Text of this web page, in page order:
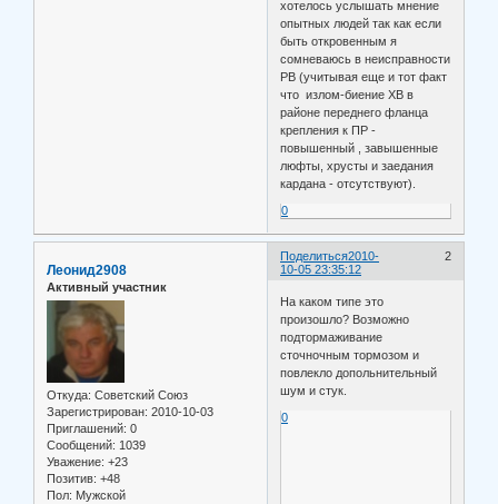
хотелось услышать мнение
опытных людей так как если
быть откровенным я
сомневаюсь в неисправности
РВ (учитывая еще и тот факт
что излом-биение ХВ в
районе переднего фланца
крепления к ПР -
повышенный , завышенные
люфты, хрусты и заедания
кардана - отсутствуют).
0
Поделиться 2
2010-
10-05 23:35:12
Леонид2908
Активный участник
Откуда: Советский Союз
Зарегистрирован: 2010-10-03
Приглашений: 0
Сообщений: 1039
Уважение: +23
Позитив: +48
Пол: Мужской
На каком типе это
произошло? Возможно
подтормаживание
сточночным тормозом и
повлекло допольнительный
шум и стук.
0